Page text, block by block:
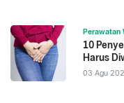
Perawatan
10
Harus
03 Agu